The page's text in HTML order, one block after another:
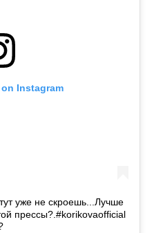
Instagram
уже не скроешь...Лучше
прессы?.#korikovaofficial